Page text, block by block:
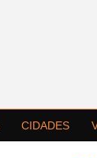
CIDADES